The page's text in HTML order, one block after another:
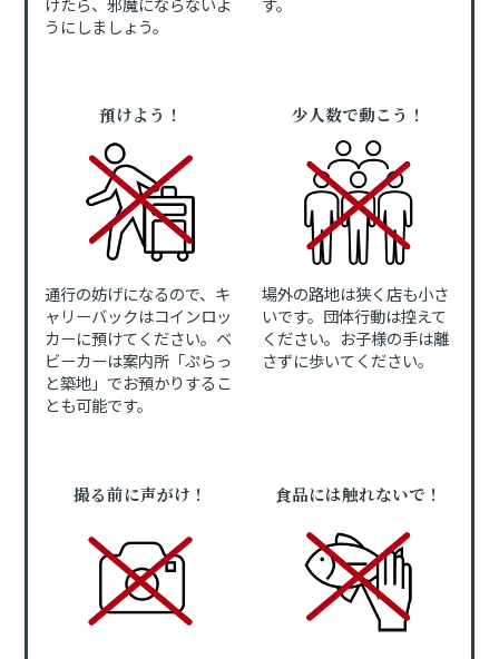
うにしましょう。
預けよう！
通行の妨げになるので、キ
ャリーバックはコインロッ
カーに預けてください。ベ
ビーカーは案内所「ぷらっ
と築地」でお預かりするこ
とも可能です。
少人数で動こう！
場外の路地は狭く店も小さ
いです。団体行動は控えて
ください。お子様の手は離
さずに歩いてください。
撮る前に声がけ！ 食品には触れないで！